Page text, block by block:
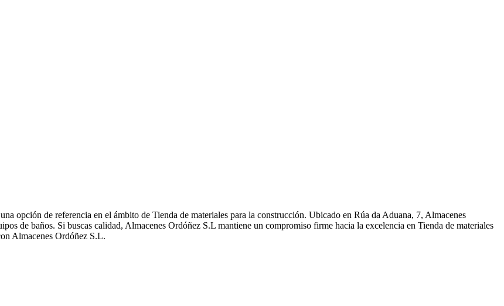
opción de referencia en el ámbito de Tienda de materiales para la construcción. Ubicado en Rúa da Aduana, 7, Almacenes
de baños. Si buscas calidad, Almacenes Ordóñez S.L mantiene un compromiso firme hacia la excelencia en Tienda de materiales
Almacenes Ordóñez S.L.